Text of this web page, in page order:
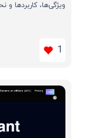
ویژگی‌ها، کاربردها و
1